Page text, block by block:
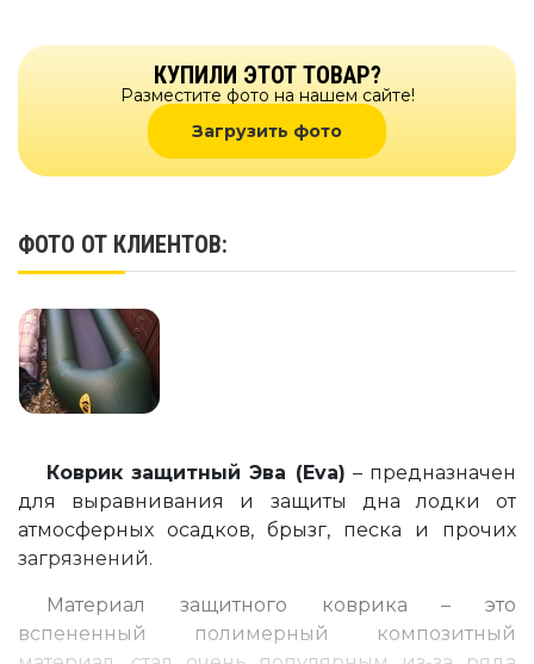
КУПИЛИ ЭТОТ ТОВАР?
Разместите фото на нашем сайте!
Загрузить фото
ФОТО ОТ КЛИЕНТОВ:
Коврик защитный Эва (Eva) – предназначен
для выравнивания и защиты дна лодки от
атмосферных осадков, брызг, песка и прочих
загрязнений.
Материал защитного коврика – это
вспененный полимерный композитный